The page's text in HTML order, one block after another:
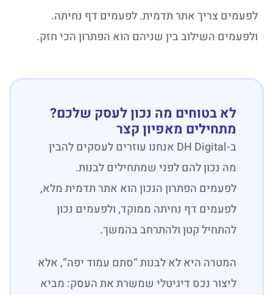
לפעמים צריך אתר תדמית. לפעמים דף נחיתה.
ולפעמים השילוב בין שניהם הוא הפתרון הכי חזק.
לא בטוחים מה נכון לעסק שלכם?
מתחילים מאפיון קצר
ב-DH Digital אנחנו עוזרים לעסקים להבין
מה נכון להם לפני שמתחילים לבנות.
לפעמים הפתרון הנכון הוא אתר תדמית מלא,
לפעמים דף נחיתה ממוקד, ולפעמים נכון
להתחיל קטן ולהתרחב בהמשך.
המטרה היא לא לבנות “סתם עמוד יפה”, אלא
ליצור נכס דיגיטלי שמשרת את העסק: מביא